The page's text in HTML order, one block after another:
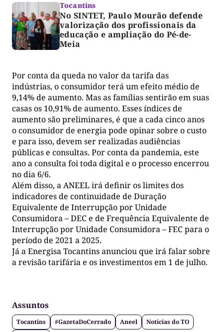
Tocantins
No SINTET, Paulo Mourão defende
valorização dos profissionais da
educação e ampliação do Pé-de-
Meia
Por conta da queda no valor da tarifa das
indústrias, o consumidor terá um efeito médio de
9,14% de aumento. Mas as famílias sentirão em suas
casas os 10,91% de aumento. Esses índices de
aumento são preliminares, é que a cada cinco anos
o consumidor de energia pode opinar sobre o custo
e para isso, devem ser realizadas audiências
públicas e consultas. Por conta da pandemia, este
ano a consulta foi toda digital e o processo encerrou
no dia 6/6.
Além disso, a ANEEL irá definir os limites dos
indicadores de continuidade de Duração
Equivalente de Interrupção por Unidade
Consumidora – DEC e de Frequência Equivalente de
Interrupção por Unidade Consumidora – FEC para o
período de 2021 a 2025.
Já a Energisa Tocantins anunciou que irá falar sobre
a revisão tarifária e os investimentos em 1 de julho.
Assuntos
Tocantins #GazetaDoCerrado Aneel
Noticias do TO